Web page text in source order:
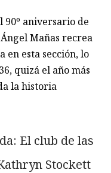
90º aniversario de
Mañas recrea
en esta sección, lo
quizá el año más
la historia
El club de las
Stockett